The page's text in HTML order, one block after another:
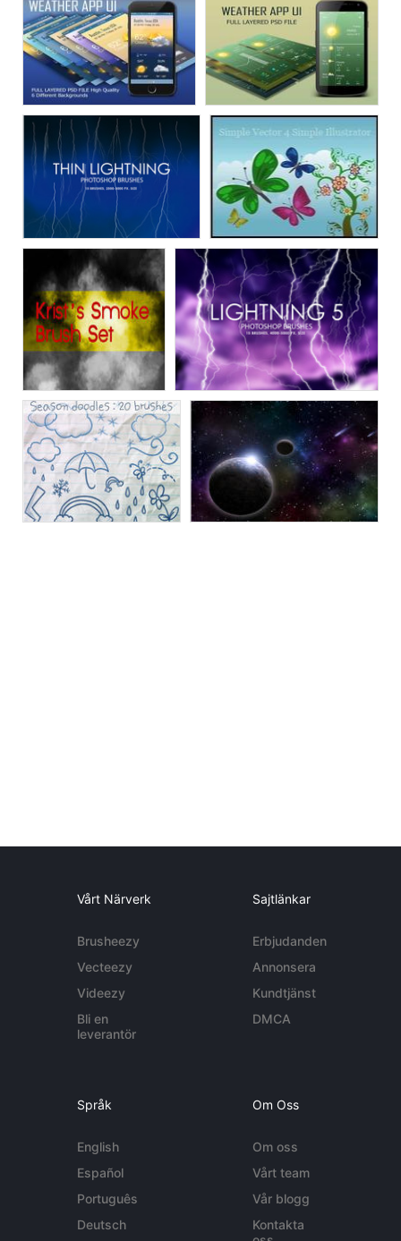
Vårt Närverk
Brusheezy
Vecteezy
Videezy
Bli en
leverantör
Sajtlänkar
Erbjudanden
Annonsera
Kundtjänst
DMCA
Språk
English
Español
Português
Deutsch
Om Oss
Om oss
Vårt team
Vår blogg
Kontakta